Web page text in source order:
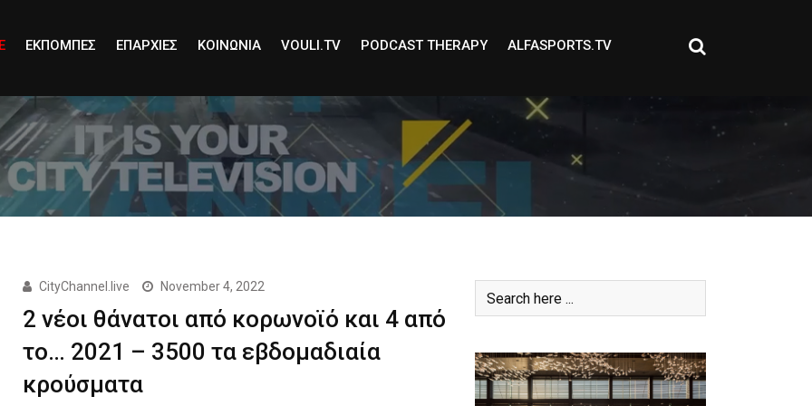
ΕΚΠΟΜΠΕΣ ΕΠΑΡΧΙΕΣ ΚΟΙΝΩΝΙΑ VOULI.TV PODCAST THERAPY ALFASPORTS.TV
CityChannel.live November 4, 2022
2 νέοι θάνατοι από κορωνοϊό και 4 από
το… 2021 – 3500 τα εβδομαδιαία
κρούσματα